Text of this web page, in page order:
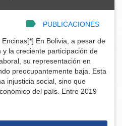
PUBLICACIONES
En Bolivia, a pesar de
la creciente participación de
su representación en
preocupantemente baja. Esta
injusticia social, sino que
del país. Entre 2019